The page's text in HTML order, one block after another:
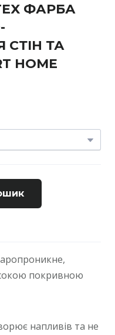
ФАРБА
СТІН ТА
HOME
покривною
напливів та не